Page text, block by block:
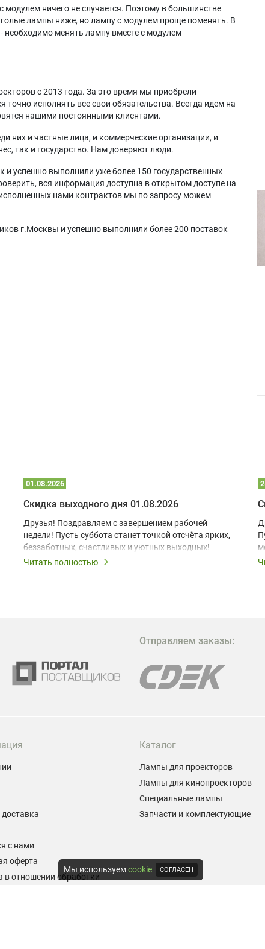
ничего не случается. Поэтому в большинстве
лампы ниже, но лампу с модулем проще поменять. В
необходимо менять лампу вместе с модулем
с 2013 года. За это время мы приобрели
исполнять все свои обязательства. Всегда идем на
нашими постоянными клиентами.
них и частные лица, и коммерческие организации, и
так и государство. Нам доверяют люди.
и успешно выполнили уже более 150 государственных
вся информация доступна в открытом доступе на
нами контрактов мы по запросу можем
г.Москвы и успешно выполнили более 200 поставок
01.08.2026
Скидка выходного дня 01.08.2026
Друзья! Поздравляем с завершением рабочей
недели! Пусть суббота станет точкой отсчёта ярких,
беззаботных, счастливых и уютных выходных!
Читать полностью
Отправляем заказы:
с нами
оферта
в отношении обработки
Каталог
Лампы для проекторов
Лампы для кинопроекторов
Специальные лампы
Запчасти и комплектующие
Мы используемcookie СОГЛАСЕН